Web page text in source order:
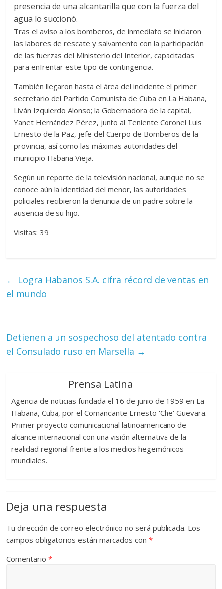
presencia de una alcantarilla que con la fuerza del
agua lo succionó.
Tras el aviso a los bomberos, de inmediato se iniciaron
las labores de rescate y salvamento con la participación
de las fuerzas del Ministerio del Interior, capacitadas
para enfrentar este tipo de contingencia.
También llegaron hasta el área del incidente el primer
secretario del Partido Comunista de Cuba en La Habana,
Liván Izquierdo Alonso; la Gobernadora de la capital,
Yanet Hernández Pérez, junto al Teniente Coronel Luis
Ernesto de la Paz, jefe del Cuerpo de Bomberos de la
provincia, así como las máximas autoridades del
municipio Habana Vieja.
Según un reporte de la televisión nacional, aunque no se
conoce aún la identidad del menor, las autoridades
policiales recibieron la denuncia de un padre sobre la
ausencia de su hijo.
Visitas: 39
← Logra Habanos S.A. cifra récord de ventas en
el mundo
Detienen a un sospechoso del atentado contra
el Consulado ruso en Marsella →
Prensa Latina
Agencia de noticias fundada el 16 de junio de 1959 en La
Habana, Cuba, por el Comandante Ernesto 'Che' Guevara.
Primer proyecto comunicacional latinoamericano de
alcance internacional con una visión alternativa de la
realidad regional frente a los medios hegemónicos
mundiales.
Deja una respuesta
Tu dirección de correo electrónico no será publicada. Los
campos obligatorios están marcados con*
Comentario*